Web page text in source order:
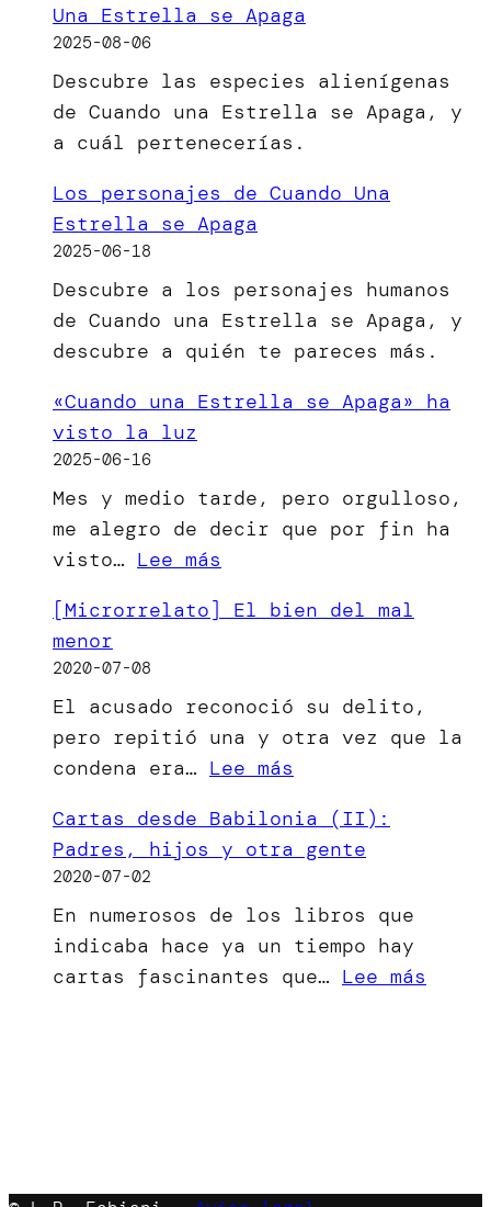
Una Estrella se Apaga
2025-08-06
Descubre las especies alienígenas
de Cuando una Estrella se Apaga, y
a cuál pertenecerías.
Los personajes de Cuando Una
Estrella se Apaga
2025-06-18
Descubre a los personajes humanos
de Cuando una Estrella se Apaga, y
descubre a quién te pareces más.
«Cuando una Estrella se Apaga» ha
visto la luz
2025-06-16
Mes y medio tarde, pero orgulloso,
me alegro de decir que por fin ha
visto… Lee más
una
Apaga»
ha
visto
la
luz
[Microrrelato] El bien del mal
menor
2020-07-08
El acusado reconoció su delito,
pero repitió una y otra vez que la
condena era… Lee más
El
bien
mal
menor
Cartas desde Babilonia (II):
Padres, hijos y otra gente
2020-07-02
En numerosos de los libros que
indicaba hace ya un tiempo hay
cartas fascinantes que… Lee más
y